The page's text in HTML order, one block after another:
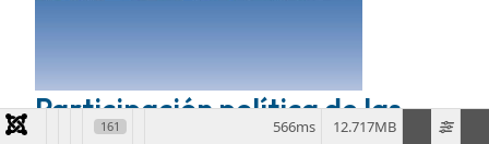
Participación política de las
161 12.717MB
566ms